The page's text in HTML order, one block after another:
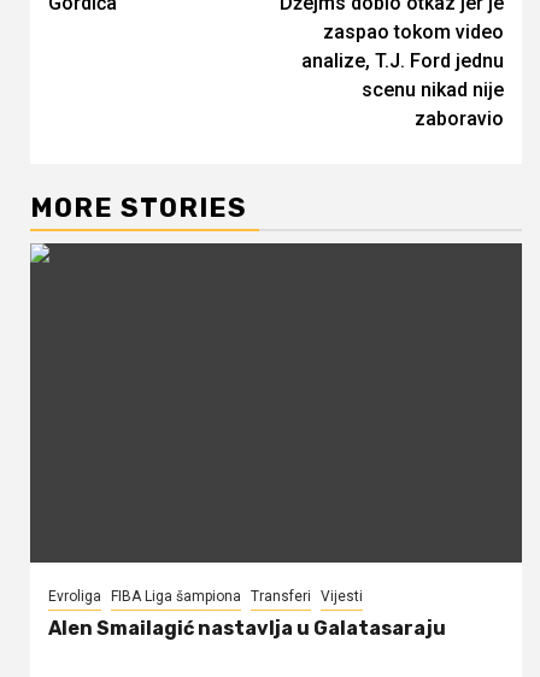
zaspao tokom video
analize, T.J. Ford jednu
scenu nikad nije
zaboravio
MORE STORIES
Evroliga FIBA Liga šampiona Transferi Vijesti
Alen Smailagić nastavlja u Galatasaraju